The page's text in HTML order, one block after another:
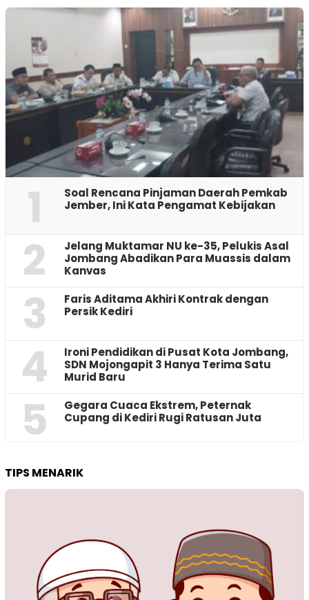
1
‎Soal Rencana Pinjaman Daerah Pemkab
Jember, Ini Kata Pengamat Kebijakan ‎
2
Jelang Muktamar NU ke-35, Pelukis Asal
Jombang Abadikan Para Muassis dalam
Kanvas
3
Faris Aditama Akhiri Kontrak dengan
Persik Kediri
4
Ironi Pendidikan di Pusat Kota Jombang,
SDN Mojongapit 3 Hanya Terima Satu
Murid Baru
5
‎Gegara Cuaca Ekstrem, Peternak
Cupang di Kediri Rugi Ratusan Juta
TIPS MENARIK